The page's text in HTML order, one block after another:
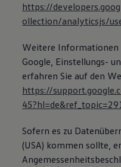
https://
ollection/analyticsjs/
Weitere Informationen
Google, Einstellungs-
erfahren Sie auf den
https://
Sofern es zu
(USA) kommen sollte,